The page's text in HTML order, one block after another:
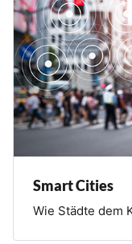
Smart Cities
Wie Städte dem